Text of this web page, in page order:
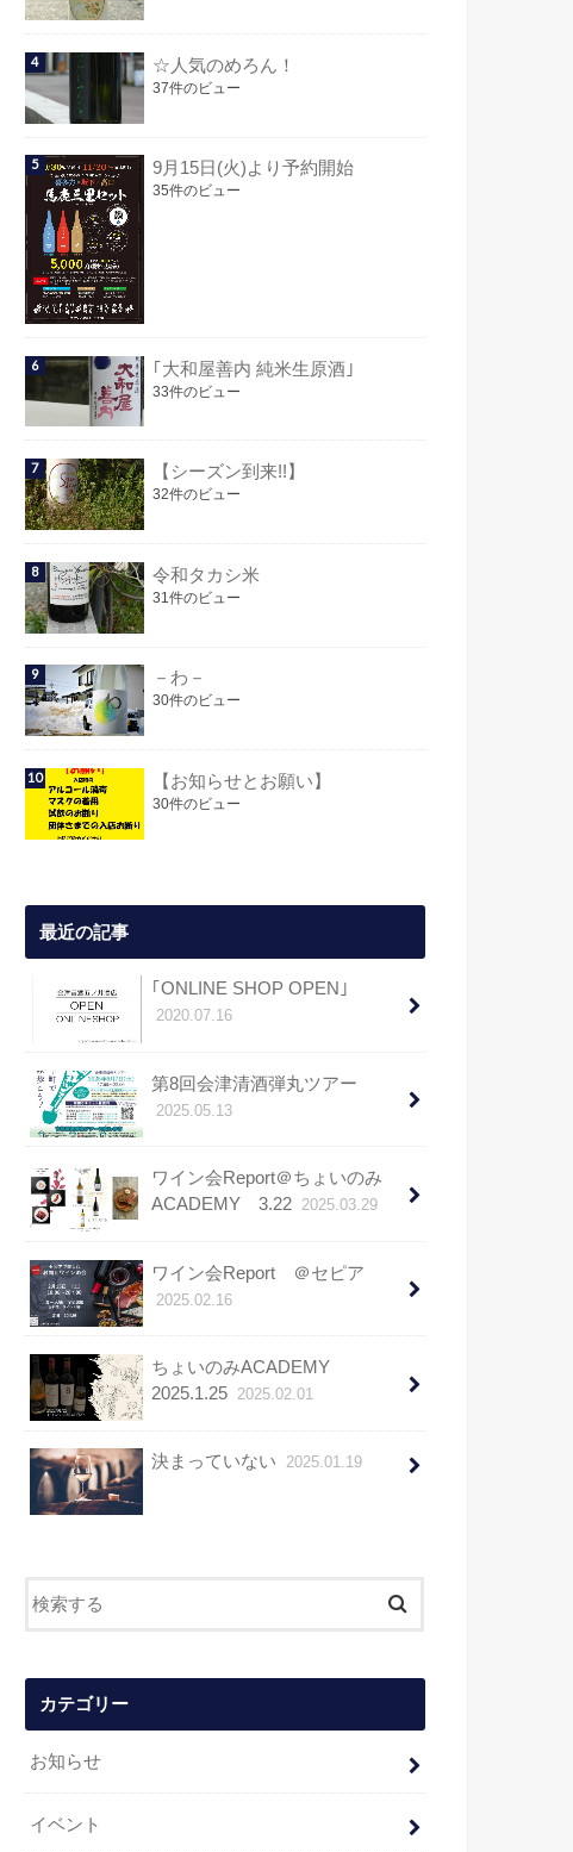
☆人気のめろん！
37件のビュー
9月15日(火)より予約開始
35件のビュー
｢大和屋善内 純米生原酒｣
33件のビュー
【シーズン到来!!】
32件のビュー
令和タカシ米
31件のビュー
－わ－
30件のビュー
【お知らせとお願い】
30件のビュー
最近の記事
｢ONLINE SHOP OPEN｣
2020.07.16
第8回会津清酒弾丸ツアー
2025.05.13
ワイン会Report＠ちょいのみ
ACADEMY 3.22 2025.03.29
ワイン会Report ＠セピア
2025.02.16
ちょいのみACADEMY
2025.1.25 2025.02.01
決まっていない 2025.01.19
カテゴリー
お知らせ
イベント